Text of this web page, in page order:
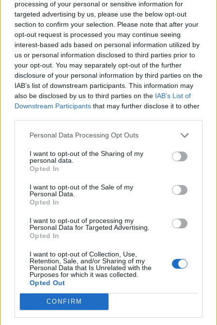
processing of your personal or sensitive information for
targeted advertising by us, please use the below opt-out
section to confirm your selection. Please note that after your
opt-out request is processed you may continue seeing
interest-based ads based on personal information utilized by
us or personal information disclosed to third parties prior to
your opt-out. You may separately opt-out of the further
disclosure of your personal information by third parties on the
IAB’s list of downstream participants. This information may
also be disclosed by us to third parties on the IAB’s List of
Downstream Participants that may further disclose it to other
Personal Data Processing Opt Outs
I want to opt-out of the Sharing of my
personal data.
Opted In
I want to opt-out of the Sale of my
Personal Data.
Opted In
I want to opt-out of processing my
Personal Data for Targeted Advertising.
Opted In
I want to opt-out of Collection, Use,
Retention, Sale, and/or Sharing of my
Personal Data that Is Unrelated with the
Purposes for which it was collected.
Opted Out
CONFIRM
ΤΕΛΕΥΤΑΙΕΣ ΜΑΣ ΕΝΗΜΕΡΩΣΕΙΣ
ΕΓΓΡΑΦΗ
Social Media
Terms & Privacy Menu
Όροι Χρήσης Πολιτική Απορρήτου
Η εταιρεία
Ιστορικό
Διεθνής Παρουσία
Σεμινάρια
Έκθεση Εικόνων